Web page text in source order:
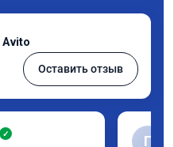
Avito
Оставить отзыв
✓ Г